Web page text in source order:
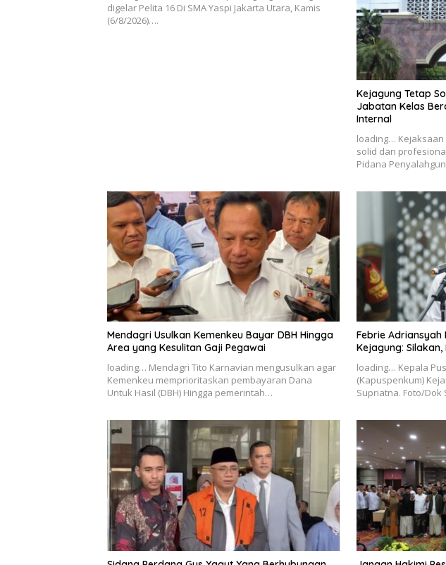
digelar Pelita 16 Di SMA Yaspi Jakarta Utara, Kamis
(6/8/2026)….
Kejagung Tetap
Jabatan Kelas
Internal
loading… Kejaksaan
solid dan
Pidana
Mendagri Usulkan Kemenkeu Bayar DBH Hingga
Area yang Kesulitan Gaji Pegawai
loading… Mendagri Tito Karnavian mengusulkan agar
Kemenkeu memprioritaskan pembayaran Dana
Untuk Hasil (DBH) Hingga pemerintah…
Febrie
Kejagung:
loading… Kepala
(Kapuspenkum)
Supriatna. Foto/